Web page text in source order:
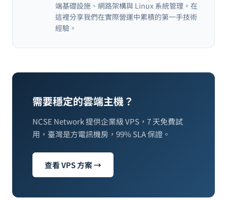
端基礎設施、網路架構與 Linux 系統管理。在
這裡分享我們在實際營運中累積的第一手技術
經驗。
需要穩定的雲端主機？
NCSE Network 提供企業級 VPS，7 天免費試
用，臺灣是方電訊機房，99% SLA 保證。
查看 VPS 方案 →